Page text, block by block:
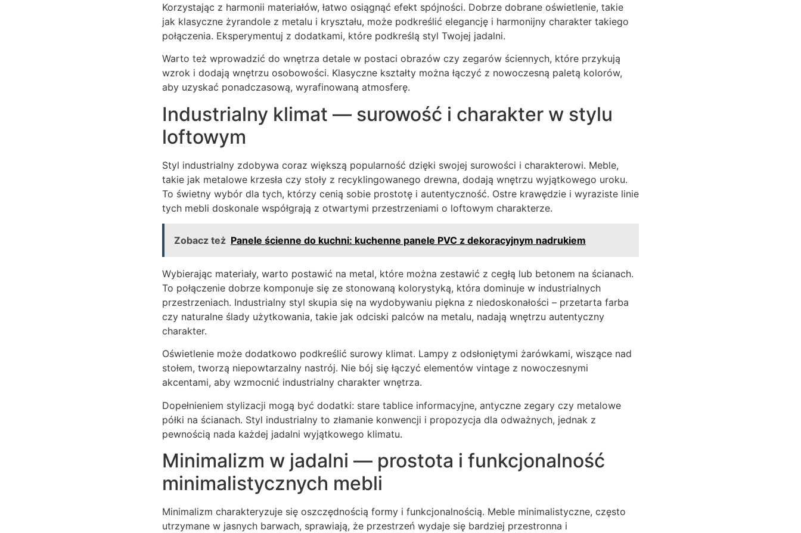
Korzystając z harmonii materiałów, łatwo osiągnąć efekt spójności. Dobrze dobrane oświetlenie, takie
jak klasyczne żyrandole z metalu i kryształu, może podkreślić elegancję i harmonijny charakter takiego
połączenia. Eksperymentuj z dodatkami, które podkreślą styl Twojej jadalni.
Warto też wprowadzić do wnętrza detale w postaci obrazów czy zegarów ściennych, które przykują
wzrok i dodają wnętrzu osobowości. Klasyczne kształty można łączyć z nowoczesną paletą kolorów,
aby uzyskać ponadczasową, wyrafinowaną atmosferę.
Industrialny klimat — surowość i charakter w stylu
loftowym
Styl industrialny zdobywa coraz większą popularność dzięki swojej surowości i charakterowi. Meble,
takie jak metalowe krzesła czy stoły z recyklingowanego drewna, dodają wnętrzu wyjątkowego uroku.
To świetny wybór dla tych, którzy cenią sobie prostotę i autentyczność. Ostre krawędzie i wyraziste linie
tych mebli doskonale współgrają z otwartymi przestrzeniami o loftowym charakterze.
Zobacz też Panele ścienne do kuchni: kuchenne panele PVC z dekoracyjnym nadrukiem
Wybierając materiały, warto postawić na metal, które można zestawić z cegłą lub betonem na ścianach.
To połączenie dobrze komponuje się ze stonowaną kolorystyką, która dominuje w industrialnych
przestrzeniach. Industrialny styl skupia się na wydobywaniu piękna z niedoskonałości – przetarta farba
czy naturalne ślady użytkowania, takie jak odciski palców na metalu, nadają wnętrzu autentyczny
charakter.
Oświetlenie może dodatkowo podkreślić surowy klimat. Lampy z odsłoniętymi żarówkami, wiszące nad
stołem, tworzą niepowtarzalny nastrój. Nie bój się łączyć elementów vintage z nowoczesnymi
akcentami, aby wzmocnić industrialny charakter wnętrza.
Dopełnieniem stylizacji mogą być dodatki: stare tablice informacyjne, antyczne zegary czy metalowe
półki na ścianach. Styl industrialny to złamanie konwencji i propozycja dla odważnych, jednak z
pewnością nada każdej jadalni wyjątkowego klimatu.
Minimalizm w jadalni — prostota i funkcjonalność
minimalistycznych mebli
Minimalizm charakteryzuje się oszczędnością formy i funkcjonalnością. Meble minimalistyczne, często
utrzymane w jasnych barwach, sprawiają, że przestrzeń wydaje się bardziej przestronna i